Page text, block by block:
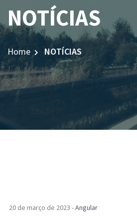
NOTÍCIAS
Home NOTÍCIAS
20 de março de 2023 -Angular